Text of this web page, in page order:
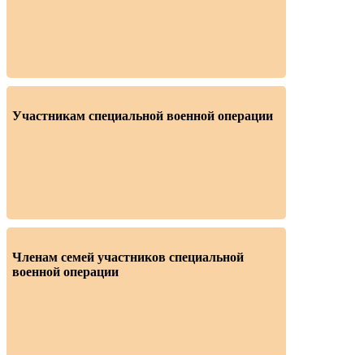
Участникам специальной военной операции
Членам семей участников специальной
военной операции